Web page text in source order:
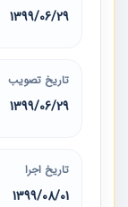
1399/06/29
تاریخ تصویب
1399/06/29
تاریخ اجرا
1399/08/01